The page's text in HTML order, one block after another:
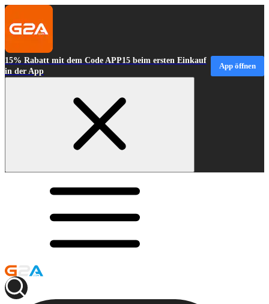
15% Rabatt mit dem Code APP15 beim ersten Einkauf
in der App
App öffnen